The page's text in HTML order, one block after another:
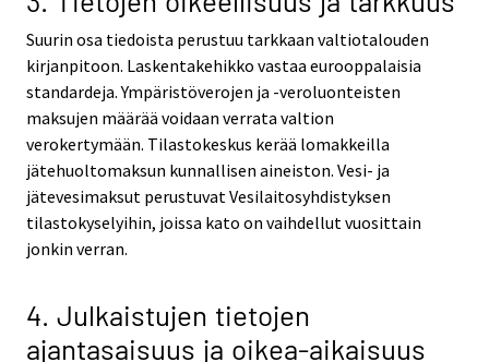
Suurin osa tiedoista perustuu tarkkaan valtiotalouden
kirjanpitoon. Laskentakehikko vastaa eurooppalaisia
standardeja. Ympäristöverojen ja -veroluonteisten
maksujen määrää voidaan verrata valtion
verokertymään. Tilastokeskus kerää lomakkeilla
jätehuoltomaksun kunnallisen aineiston. Vesi- ja
jätevesimaksut perustuvat Vesilaitosyhdistyksen
tilastokyselyihin, joissa kato on vaihdellut vuosittain
jonkin verran.
4. Julkaistujen tietojen
ajantasaisuus ja oikea-aikaisuus